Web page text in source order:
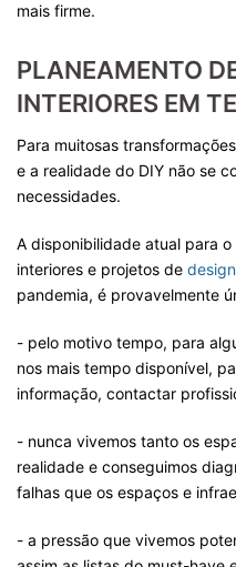
mais firme.
PLANEAMENTO
INTERIORES EM
Para muitosas
e a realidade do DIY não se
necessidades.
A disponibilidade atual para
interiores e projetos de
pandemia, é provavelmente
- pelo motivo tempo, para
nos mais tempo disponível,
informação, contactar
- nunca vivemos tanto os
realidade e conseguimos
falhas que os espaços e
- a pressão que vivemos